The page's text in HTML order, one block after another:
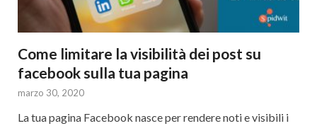
Come limitare la visibilità dei post su
facebook sulla tua pagina
marzo 30, 2020
La tua pagina Facebook nasce per rendere noti e visibili i